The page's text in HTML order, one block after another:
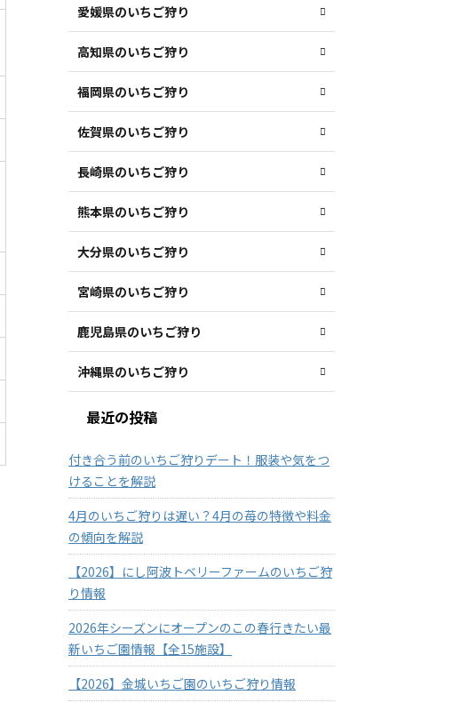
愛媛県のいちご狩り
高知県のいちご狩り
福岡県のいちご狩り
佐賀県のいちご狩り
長崎県のいちご狩り
熊本県のいちご狩り
大分県のいちご狩り
宮崎県のいちご狩り
鹿児島県のいちご狩り
沖縄県のいちご狩り
最近の投稿
付き合う前のいちご狩りデート！服装や気をつ
けることを解説
4月のいちご狩りは遅い？4月の苺の特徴や料金
の傾向を解説
【2026】にし阿波トベリーファームのいちご狩
り情報
2026年シーズンにオープンのこの春行きたい最
新いちご園情報【全15施設】
【2026】金城いちご園のいちご狩り情報